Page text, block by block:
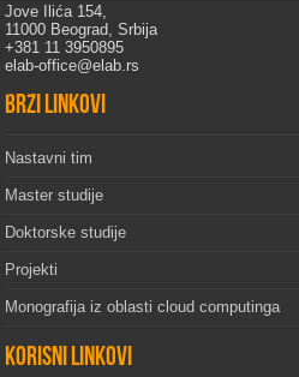
Jove Ilića 154,
11000 Beograd, Srbija
+381 11 3950895
elab-office@elab.rs
Brzi linkovi
Nastavni tim
Master studije
Doktorske studije
Projekti
Monografija iz oblasti cloud computinga
Korisni linkovi